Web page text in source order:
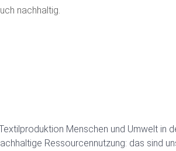
nachhaltig.
Menschen und Umwelt in
Ressourcennutzung: das sind